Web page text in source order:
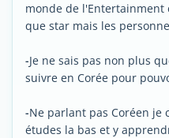
monde de l'Entertainment
que star mais les
-Je ne sais pas non plus
suivre en Corée pour
-Ne parlant pas Coréen je
études la bas et y